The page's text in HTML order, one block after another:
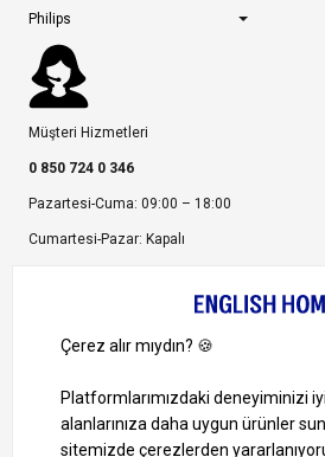
Philips
Müşteri Hizmetleri
0 850 724 0 346
Pazartesi-Cuma: 09:00 – 18:00
Cumartesi-Pazar: Kapalı
Ayrıcalıklardan yararlanmak için
1000 TL ve Üzeri Alışverişlerinizde Kargo